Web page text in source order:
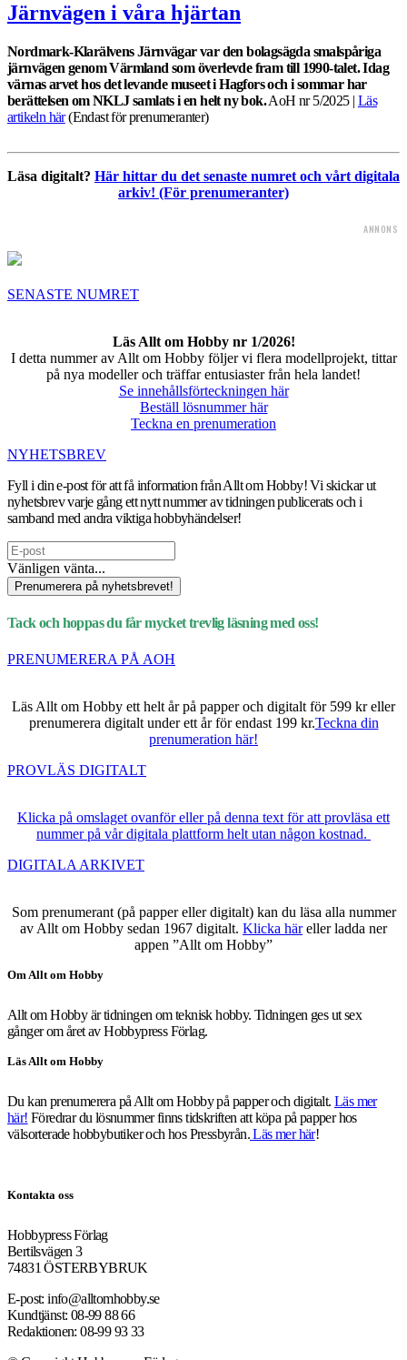
Järnvägen i våra hjärtan
Nordmark-Klarälvens Järnvägar var den bolagsägda smalspåriga
järnvägen genom Värmland som överlevde fram till 1990-talet. Idag
värnas arvet hos det levande museet i Hagfors och i sommar har
berättelsen om NKLJ samlats i en helt ny bok.AoH nr 5/2025 | Läs
artikeln här(Endast för prenumeranter)
Läsa digitalt? Här hittar du det senaste numret och vårt digitala
arkiv! (För prenumeranter)
ANNONS
SENASTE NUMRET
Läs Allt om Hobby nr 1/2026!
I detta nummer av Allt om Hobby följer vi flera modellprojekt, tittar
på nya modeller och träffar entusiaster från hela landet!
Se innehållsförteckningen här
Beställ lösnummer här
Teckna en prenumeration
NYHETSBREV
Fyll i din e-post för att få information från Allt om Hobby! Vi skickar ut
nyhetsbrev varje gång ett nytt nummer av tidningen publicerats och i
samband med andra viktiga hobbyhändelser!
Vänligen vänta...
Prenumerera på nyhetsbrevet!
Tack och hoppas du får mycket trevlig läsning med oss!
PRENUMERERA PÅ AOH
Läs Allt om Hobby ett helt år på papper och digitalt för 599 kr eller
prenumerera digitalt under ett år för endast 199 kr.Teckna din
prenumeration här!
PROVLÄS DIGITALT
Klicka på omslaget ovanför eller på denna text för att provläsa ett
nummer på vår digitala plattform helt utan någon kostnad.
DIGITALA ARKIVET
Som prenumerant (på papper eller digitalt) kan du läsa alla nummer
av Allt om Hobby sedan 1967 digitalt. Klicka häreller ladda ner
appen ”Allt om Hobby”
Om Allt om Hobby
Allt om Hobby är tidningen om teknisk hobby. Tidningen ges ut sex
gånger om året av Hobbypress Förlag.
Läs Allt om Hobby
Du kan prenumerera på Allt om Hobby på papper och digitalt. Läs mer
här! Föredrar du lösnummer finns tidskriften att köpa på papper hos
välsorterade hobbybutiker och hos Pressbyrån.Läs mer här!
Kontakta oss
Hobbypress Förlag
Bertilsvägen 3
74831 ÖSTERBYBRUK
E-post: info@alltomhobby.se
Kundtjänst: 08-99 88 66
Redaktionen: 08-99 93 33